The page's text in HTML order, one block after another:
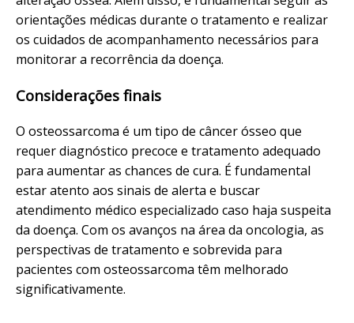
orientações médicas durante o tratamento e realizar
os cuidados de acompanhamento necessários para
monitorar a recorrência da doença.
Considerações finais
O osteossarcoma é um tipo de câncer ósseo que
requer diagnóstico precoce e tratamento adequado
para aumentar as chances de cura. É fundamental
estar atento aos sinais de alerta e buscar
atendimento médico especializado caso haja suspeita
da doença. Com os avanços na área da oncologia, as
perspectivas de tratamento e sobrevida para
pacientes com osteossarcoma têm melhorado
significativamente.